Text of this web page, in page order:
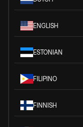
ENGLISH
ESTONIAN
FILIPINO
FINNISH